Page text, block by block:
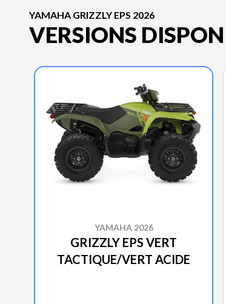
YAMAHA GRIZZLY EPS 2026
VERSIONS
YAMAHA 2026
GRIZZLY EPS VERT
TACTIQUE/VERT ACIDE